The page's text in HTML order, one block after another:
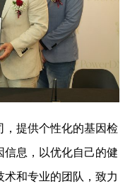
，提供个性化的基因检
息，以优化自己的健
和专业的团队，致力